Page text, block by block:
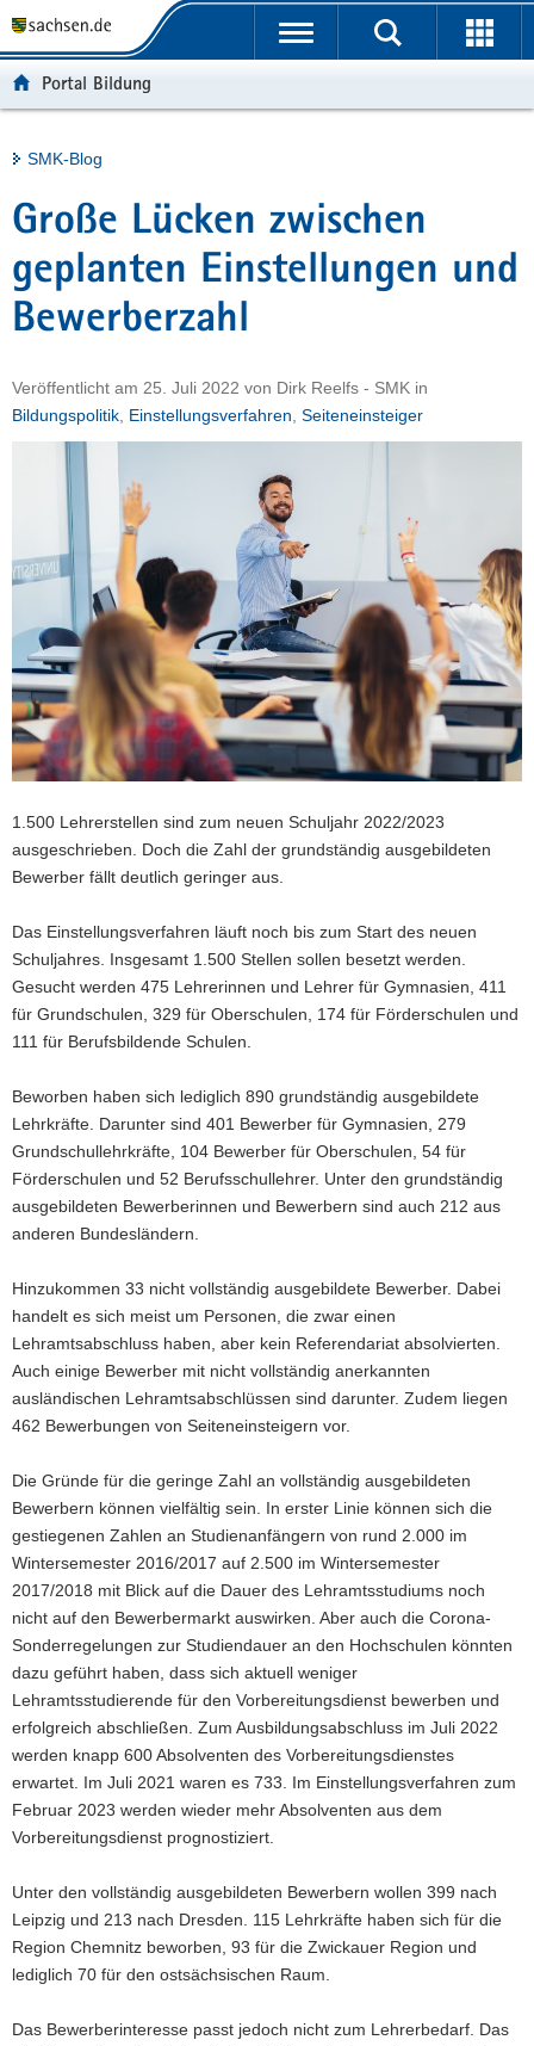
t
b
e
r
g
r
f
e
a
v
a
t
i
o
n
u
n
h
a
l
t
e
v
c
e
Portalübergreifende
Portal Bildung
Hauptinhalt
SMK-Blog
Große Lücken zwischen
geplanten Einstellungen und
Bewerberzahl
Veröffentlicht am 25. Juli 2022 von Dirk Reelfs - SMK in
Bildungspolitik Einstellungsverfahren Seiteneinsteiger
1.500 Lehrerstellen sind zum neuen Schuljahr 2022/2023
ausgeschrieben. Doch die Zahl der grundständig ausgebildeten
Bewerber fällt deutlich geringer aus.
Das Einstellungsverfahren läuft noch bis zum Start des neuen
Schuljahres. Insgesamt 1.500 Stellen sollen besetzt werden.
Gesucht werden 475 Lehrerinnen und Lehrer für Gymnasien, 411
für Grundschulen, 329 für Oberschulen, 174 für Förderschulen und
111 für Berufsbildende Schulen.
Beworben haben sich lediglich 890 grundständig ausgebildete
Lehrkräfte. Darunter sind 401 Bewerber für Gymnasien, 279
Grundschullehrkräfte, 104 Bewerber für Oberschulen, 54 für
Förderschulen und 52 Berufsschullehrer. Unter den grundständig
ausgebildeten Bewerberinnen und Bewerbern sind auch 212 aus
anderen Bundesländern.
Hinzukommen 33 nicht vollständig ausgebildete Bewerber. Dabei
handelt es sich meist um Personen, die zwar einen
Lehramtsabschluss haben, aber kein Referendariat absolvierten.
Auch einige Bewerber mit nicht vollständig anerkannten
ausländischen Lehramtsabschlüssen sind darunter. Zudem liegen
462 Bewerbungen von Seiteneinsteigern vor.
Die Gründe für die geringe Zahl an vollständig ausgebildeten
Bewerbern können vielfältig sein. In erster Linie können sich die
gestiegenen Zahlen an Studienanfängern von rund 2.000 im
Wintersemester 2016/2017 auf 2.500 im Wintersemester
2017/2018 mit Blick auf die Dauer des Lehramtsstudiums noch
nicht auf den Bewerbermarkt auswirken. Aber auch die Corona-
Sonderregelungen zur Studiendauer an den Hochschulen könnten
dazu geführt haben, dass sich aktuell weniger
Lehramtsstudierende für den Vorbereitungsdienst bewerben und
erfolgreich abschließen. Zum Ausbildungsabschluss im Juli 2022
werden knapp 600 Absolventen des Vorbereitungsdienstes
erwartet. Im Juli 2021 waren es 733. Im Einstellungsverfahren zum
Februar 2023 werden wieder mehr Absolventen aus dem
Vorbereitungsdienst prognostiziert.
Unter den vollständig ausgebildeten Bewerbern wollen 399 nach
Leipzig und 213 nach Dresden. 115 Lehrkräfte haben sich für die
Region Chemnitz beworben, 93 für die Zwickauer Region und
lediglich 70 für den ostsächsischen Raum.
Das Bewerberinteresse passt jedoch nicht zum Lehrerbedarf. Das